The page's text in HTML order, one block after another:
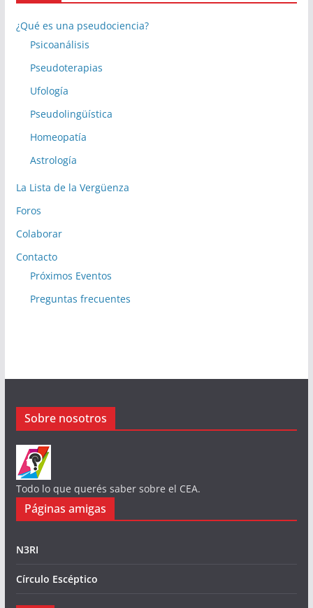
¿Qué es una pseudociencia?
Psicoanálisis
Pseudoterapias
Ufología
Pseudolingüística
Homeopatía
Astrología
La Lista de la Vergüenza
Foros
Colaborar
Contacto
Próximos Eventos
Preguntas frecuentes
Sobre nosotros
Todo lo que querés saber sobre el CEA.
Páginas amigas
N3RI
Círculo Escéptico